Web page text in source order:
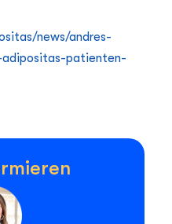
news/andres-
adipositas-patienten-